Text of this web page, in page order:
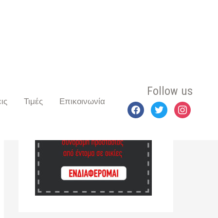
Τιμές Επικοινωνία
Follow us
facebooktwitterinstagram